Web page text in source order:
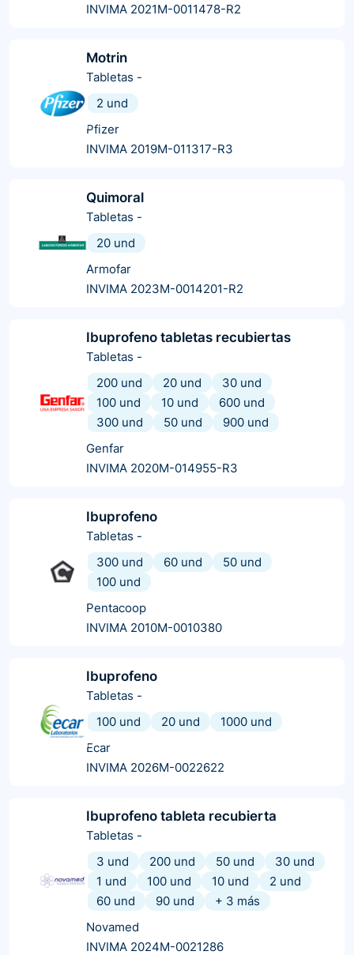
INVIMA 2021M-0011478-R2
Motrin
Tabletas -
2 und
Pfizer
INVIMA 2019M-011317-R3
Quimoral
Tabletas -
20 und
Armofar
INVIMA 2023M-0014201-R2
Ibuprofeno tabletas recubiertas
Tabletas -
200 und
20 und
30 und
100 und
10 und
600 und
300 und
50 und
900 und
Genfar
INVIMA 2020M-014955-R3
Ibuprofeno
Tabletas -
300 und
60 und
50 und
100 und
Pentacoop
INVIMA 2010M-0010380
Ibuprofeno
Tabletas -
100 und
20 und
1000 und
Ecar
INVIMA 2026M-0022622
Ibuprofeno tableta recubierta
Tabletas -
3 und
200 und 50 und
30 und
1 und
100 und 10 und
2 und
60 und
90 und + 3 más
Novamed
INVIMA 2024M-0021286